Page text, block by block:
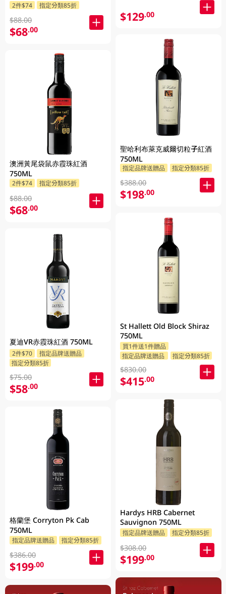
2件$74 指定分類85折
$88.00
$68.00
澳洲黃尾袋鼠赤霞珠紅酒
750ML
2件$74 指定分類85折
$88.00
$68.00
夏迪VR赤霞珠紅酒 750ML
2件$70
指定品牌送贈品
指定分類85折
$75.00
$58.00
格蘭堡 Corryton Pk Cab
750ML
指定品牌送贈品 指定分類85折
$386.00
$199.00
$129.00
聖哈利布萊克威爾切粒子紅酒
750ML
指定品牌送贈品 指定分類85折
$388.00
$198.00
St Hallett Old Block Shiraz
750ML
買1件送1件贈品
指定品牌送贈品
指定分類85折
$830.00
$415.00
Hardys HRB Cabernet
Sauvignon 750ML
指定品牌送贈品 指定分類85折
$308.00
$199.00